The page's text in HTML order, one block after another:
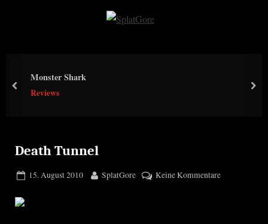
Monster Shark
Reviews
prev
Death Tunnel
Posted
15. August 2010 By
SplatGore Keine Kommentarezu